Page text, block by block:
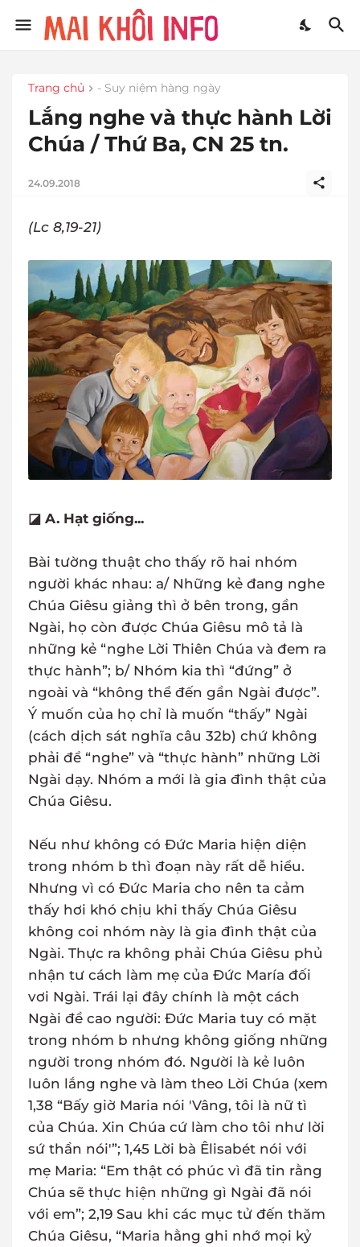
Trang chủ - Suy niệm hàng ngày
Lắng nghe và thực hành Lời
Chúa / Thứ Ba, CN 25 tn.
24.09.2018
(Lc 8,19-21)
◪ A. Hạt giống...
Bài tường thuật cho thấy rõ hai nhóm
người khác nhau: a/ Những kẻ đang nghe
Chúa Giêsu giảng thì ở bên trong, gần
Ngài, họ còn được Chúa Giêsu mô tả là
những kẻ “nghe Lời Thiên Chúa và đem ra
thực hành”; b/ Nhóm kia thì “đứng” ở
ngoài và “không thể đến gần Ngài được”.
Ý muốn của họ chỉ là muốn “thấy” Ngài
(cách dịch sát nghĩa câu 32b) chứ không
phải để “nghe” và “thực hành” những Lời
Ngài dạy. Nhóm a mới là gia đình thật của
Chúa Giêsu.
Nếu như không có Đức Maria hiện diện
trong nhóm b thì đoạn này rất dễ hiểu.
Nhưng vì có Đức Maria cho nên ta cảm
thấy hơi khó chịu khi thấy Chúa Giêsu
không coi nhóm này là gia đình thật của
Ngài. Thực ra không phải Chúa Giêsu phủ
nhận tư cách làm mẹ của Đức María đối
vơi Ngài. Trái lại đây chính là một cách
Ngài đề cao người: Đức Maria tuy có mặt
trong nhóm b nhưng không giống những
người trong nhóm đó. Người là kẻ luôn
luôn lắng nghe và làm theo Lời Chúa (xem
1,38 “Bấy giờ Maria nói 'Vâng, tôi là nữ tì
của Chúa. Xin Chúa cứ làm cho tôi như lời
sứ thần nói'”; 1,45 Lời bà Êlisabét nói với
mẹ Maria: “Em thật có phúc vì đã tin rằng
Chúa sẽ thực hiện những gì Ngài đã nói
với em”; 2,19 Sau khi các mục tử đến thăm
Chúa Giêsu, “Maria hằng ghi nhớ mọi kỷ